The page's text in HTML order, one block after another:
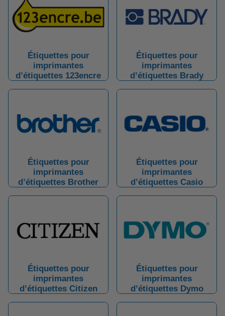
Étiquettes pour
imprimantes
d’étiquettes 123encre
Étiquettes pour
imprimantes
d’étiquettes Brady
Étiquettes pour
imprimantes
d’étiquettes Brother
Étiquettes pour
imprimantes
d’étiquettes Casio
Étiquettes pour
imprimantes
d’étiquettes Citizen
Étiquettes pour
imprimantes
d’étiquettes Dymo